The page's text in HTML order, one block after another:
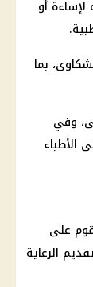
أو
بما
وفي
على
الرعاية